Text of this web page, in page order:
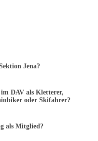
Jena?
DAV als Kletterer,
oder Skifahrer?
als Mitglied?